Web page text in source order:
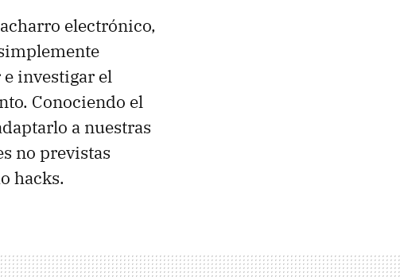
electrónico,
investigar el
Conociendo el
a nuestras
no previstas
hacks.